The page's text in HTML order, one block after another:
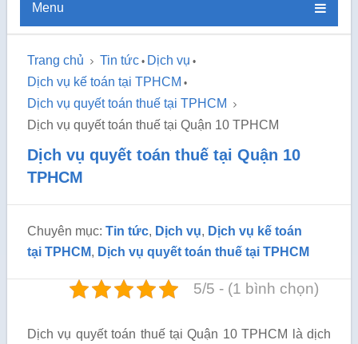
Menu
Trang chủ Tin tức • Dịch vụ •
Dịch vụ kế toán tại TPHCM •
Dịch vụ quyết toán thuế tại TPHCM
Dịch vụ quyết toán thuế tại Quận 10 TPHCM
Dịch vụ quyết toán thuế tại Quận 10
TPHCM
Chuyên mục: Tin tức, Dịch vụ, Dịch vụ kế toán
tại TPHCM, Dịch vụ quyết toán thuế tại TPHCM
5/5 - (1 bình chọn)
Dịch vụ quyết toán thuế tại Quận 10 TPHCM là dịch